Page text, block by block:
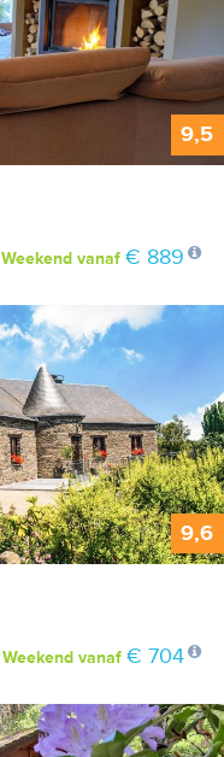
9,5
Weekendvanaf € 889
9,6
Weekendvanaf € 704